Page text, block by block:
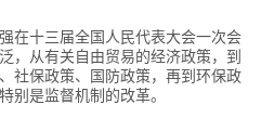
在十三届全国人民代表大会一次会
，从有关自由贸易的经济政策，到
社保政策、国防政策，再到环保政
别是监督机制的改革。